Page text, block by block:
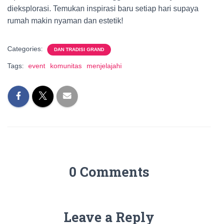
dieksplorasi. Temukan inspirasi baru setiap hari supaya
rumah makin nyaman dan estetik!
Categories: DAN TRADISI GRAND
Tags: event komunitas menjelajahi
0 Comments
Leave a Reply